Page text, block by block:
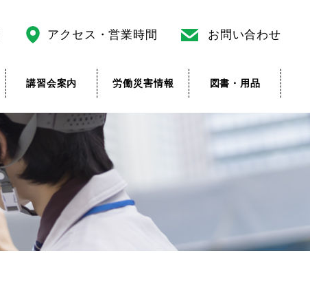
アクセス・営業時間 お問い合わせ
講習会案内 労働災害情報 図書・用品